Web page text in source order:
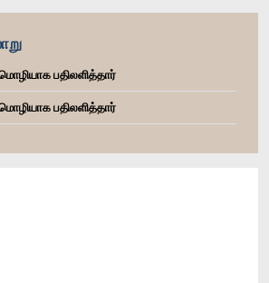
பதிலளித்தார்
பதிலளித்தார்